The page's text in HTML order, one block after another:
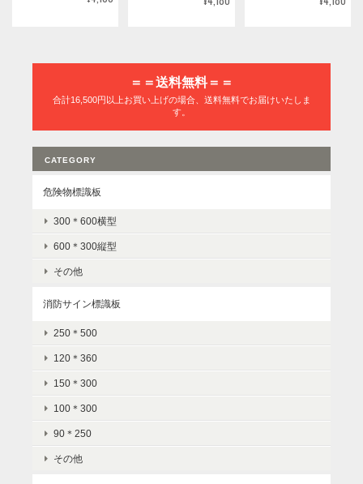
＝＝送料無料＝＝
合計16,500円以上お買い上げの場合、送料無料でお届けいたしま
す。
CATEGORY
危険物標識板
300＊600横型
600＊300縦型
その他
消防サイン標識板
250＊500
120＊360
150＊300
100＊300
90＊250
その他